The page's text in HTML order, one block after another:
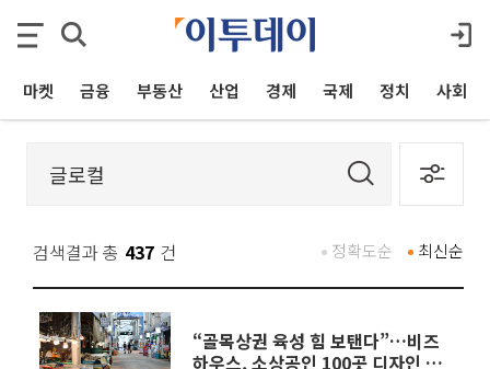
마켓 금융 부동산 산업 경제 국제 정치 사회
검색결과 총 437 건 최신순
정확도순
“골목상권 육성 힘 보탠다”…비즈
하우스, 소상공인 100곳 디자인 지